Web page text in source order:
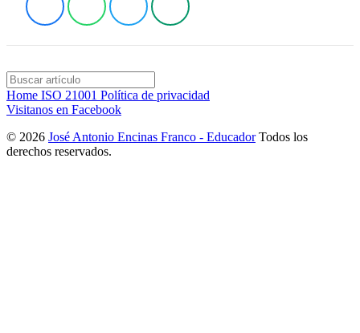
Home ISO 21001 Política de privacidad
Visitanos en Facebook
© 2026 José Antonio Encinas Franco - EducadorTodos los
derechos reservados.